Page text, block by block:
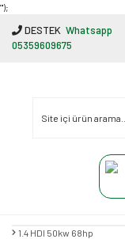
"');
DESTEK Whatsapp
05359609675
1.4 HDI 50kw 68hp